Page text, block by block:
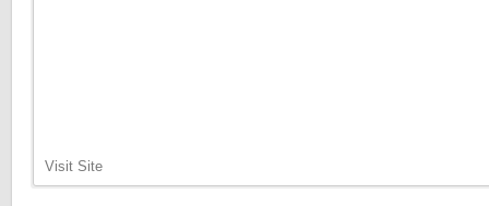
Visit Site